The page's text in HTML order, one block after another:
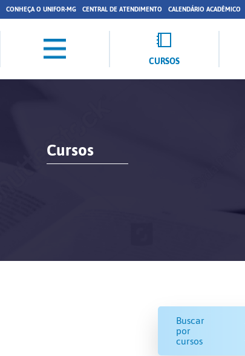
CONHEÇA O UNIFOR-MG CENTRAL DE ATENDIMENTO CALENDÁRIO ACADÊMICO
CURSOS
Cursos
Buscar
por
cursos